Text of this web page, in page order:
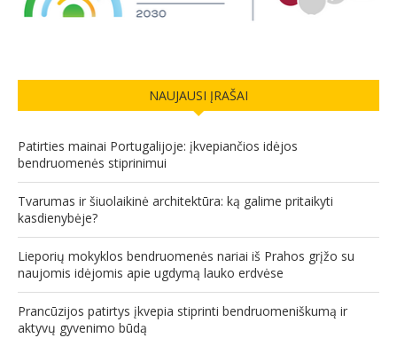
NAUJAUSI ĮRAŠAI
Patirties mainai Portugalijoje: įkvepiančios idėjos
bendruomenės stiprinimui
Tvarumas ir šiuolaikinė architektūra: ką galime pritaikyti
kasdienybėje?
Lieporių mokyklos bendruomenės nariai iš Prahos grįžo su
naujomis idėjomis apie ugdymą lauko erdvėse
Prancūzijos patirtys įkvepia stiprinti bendruomeniškumą ir
aktyvų gyvenimo būdą